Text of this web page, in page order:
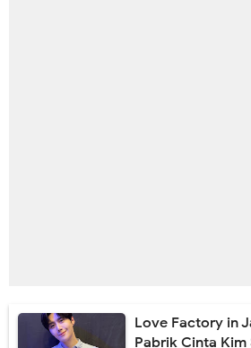
Love Factory in
Pabrik Cinta Kim